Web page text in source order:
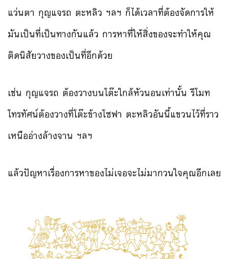
แว่นตา กุญแจรถ ตะหลิว ฯลฯ ก็ได้เวลาที่ต้องจัดการให้
มันเป็นที่เป็นทางกันแล้ว การหาที่ให้สิ่งของจะทำให้คุณ
ติดนิสัยวางของเป็นที่อีกด้วย
เช่น กุญแจรถ ต้องวางบนโต๊ะใกล้หัวนอนเท่านั้น รีโมท
โทรทัศน์ต้องวางที่โต๊ะข้างโซฟา ตะหลิวอันนี้แขวนไว้ที่ราว
เหนืออ่างล้างจาน ฯลฯ
แล้วปัญหาเรื่องการหาของไม่เจอจะไม่มากวนใจคุณอีกเลย